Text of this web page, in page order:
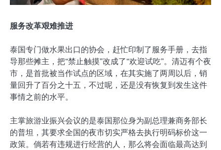
服务改革艰难推进
泰国专门做水果出口的协会，赶忙印制了服务手册，去指
导那些摊主，把“禁止触摸”改成了“欢迎试吃”。清迈有个夜
市，是首批被当作试点的区域，在其实施了两周以后，销
量回升了百分之十五，不过呢，还是没有恢复到发生这件
事情之前的水平。
主掌旅游业振兴会议的是泰国那位身为副总理兼商务部长
的普坦，其要求全国的夜市切实严格去执行明码标价这一
政策。倘若有违规进行经营的人，那么将会面临最高达到